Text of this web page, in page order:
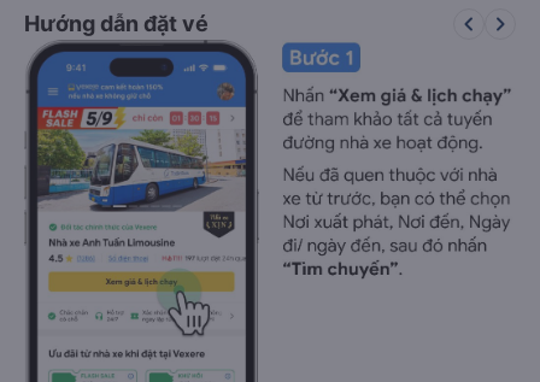
Hướng dẫn đặt vé keyboard_arrow_left keyboard_arrow_right